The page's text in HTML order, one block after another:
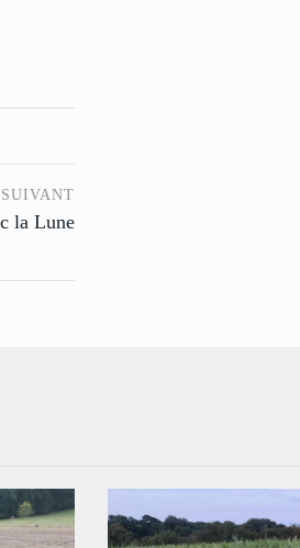
SUIVANT
la Lune